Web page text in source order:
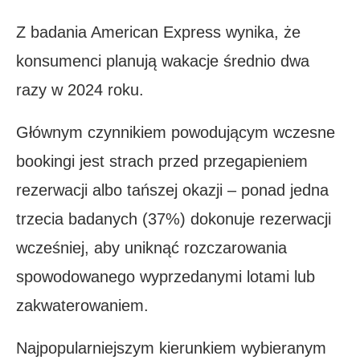
Z badania American Express wynika, że ​​
konsumenci planują wakacje średnio dwa
razy w 2024 roku.
Głównym czynnikiem powodującym wczesne
bookingi jest strach przed przegapieniem
rezerwacji albo tańszej okazji – ponad jedna
trzecia badanych (37%) dokonuje rezerwacji
wcześniej, aby uniknąć rozczarowania
spowodowanego wyprzedanymi lotami lub
zakwaterowaniem.
Najpopularniejszym kierunkiem wybieranym